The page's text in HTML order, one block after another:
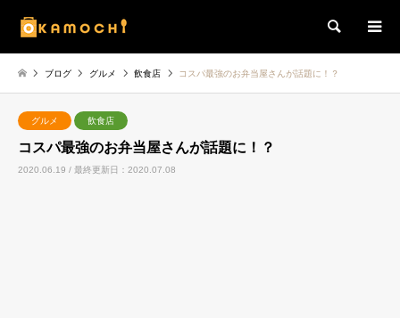
検索
ブログ グルメ 飲食店 コスパ最強のお弁当屋さんが話題に！？
グルメ 飲食店
コスパ最強のお弁当屋さんが話題に！？
2020.06.19 / 最終更新日：2020.07.08